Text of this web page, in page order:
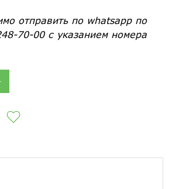
отправить по whatsapp по
70-00 с указанием номера